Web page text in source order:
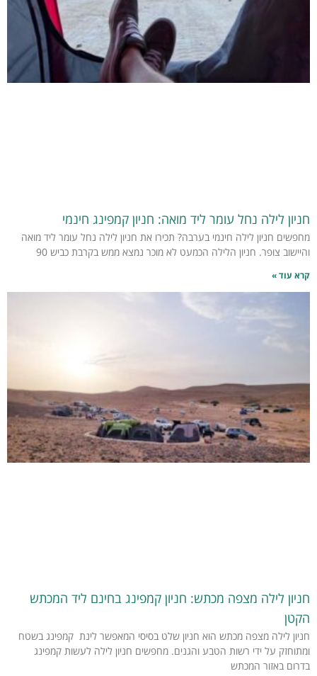
חניון לילה נחל עומר ליד מואה: חניון קמפינג חינמי
מחפשים חניון לילה חינמי בערבה? תכירו את חניון לילה נחל עומר ליד מואה
והיישוב צופר. חניון הלילה הכמעט לא מוכר נמצא ממש בקרבת כביש 90
קרא עוד »
חניון לילה מצפה מכתש: חניון קמפינג בחינם ליד המכתש
הקטן
חניון לילה מצפה מכתש הוא חניון שלט בסיסי המאפשר לינת קמפינג בשטח
ומתוחזק על ידי רשות הטבע והגנים. מחפשים חניון לילה לעשות קמפינג
בדרום באזור המכתש